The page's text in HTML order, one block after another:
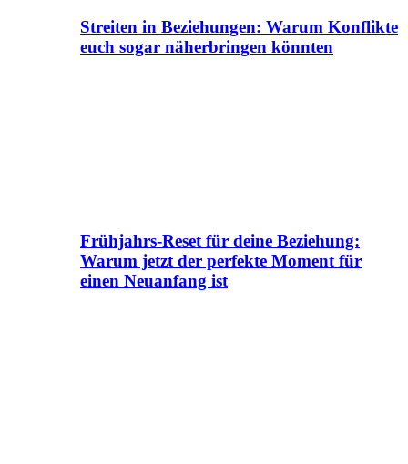
Streiten in Beziehungen: Warum Konflikte
euch sogar näherbringen könnten
Frühjahrs-Reset für deine Beziehung:
Warum jetzt der perfekte Moment für
einen Neuanfang ist